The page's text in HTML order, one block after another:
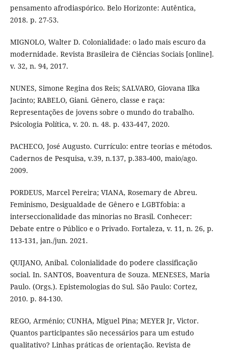
pensamento afrodiaspórico. Belo Horizonte: Autêntica,
2018. p. 27-53.
MIGNOLO, Walter D. Colonialidade: o lado mais escuro da
modernidade. Revista Brasileira de Ciências Sociais [online].
v. 32, n. 94, 2017.
NUNES, Simone Regina dos Reis; SALVARO, Giovana Ilka
Jacinto; RABELO, Giani. Gênero, classe e raça:
Representações de jovens sobre o mundo do trabalho.
Psicologia Política, v. 20. n. 48. p. 433-447, 2020.
PACHECO, José Augusto. Currículo: entre teorias e métodos.
Cadernos de Pesquisa, v.39, n.137, p.383-400, maio/ago.
2009.
PORDEUS, Marcel Pereira; VIANA, Rosemary de Abreu.
Feminismo, Desigualdade de Gênero e LGBTfobia: a
interseccionalidade das minorias no Brasil. Conhecer:
Debate entre o Público e o Privado. Fortaleza, v. 11, n. 26, p.
113-131, jan./jun. 2021.
QUIJANO, Anibal. Colonialidade do podere classificação
social. In. SANTOS, Boaventura de Souza. MENESES, Maria
Paulo. (Orgs.). Epistemologias do Sul. São Paulo: Cortez,
2010. p. 84-130.
REGO, Arménio; CUNHA, Miguel Pina; MEYER Jr, Victor.
Quantos participantes são necessários para um estudo
qualitativo? Linhas práticas de orientação. Revista de